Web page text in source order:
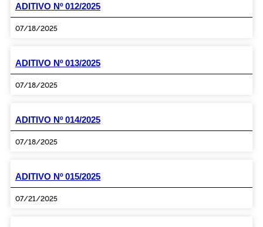
ADITIVO Nº 012/2025
07/18/2025
ADITIVO Nº 013/2025
07/18/2025
ADITIVO Nº 014/2025
07/18/2025
ADITIVO Nº 015/2025
07/21/2025